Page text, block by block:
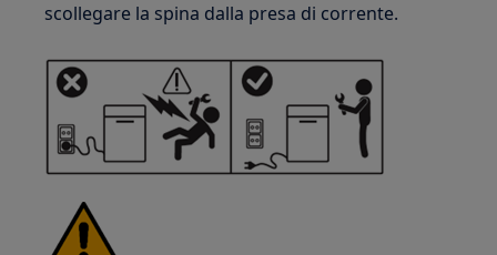
scollegare la spina dalla presa di corrente.